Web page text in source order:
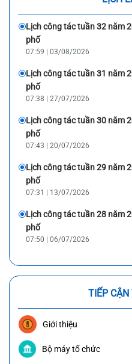
Lịch công tác tuần 32 năm
phố
07:59 | 03/08/2026
Lịch công tác tuần 31 năm
phố
07:38 | 27/07/2026
Lịch công tác tuần 30 năm
phố
07:43 | 20/07/2026
Lịch công tác tuần 29 năm
phố
07:31 | 13/07/2026
Lịch công tác tuần 28 năm
phố
07:50 | 06/07/2026
TIẾP CẬN
Giới thiệu
Bộ máy tổ chức